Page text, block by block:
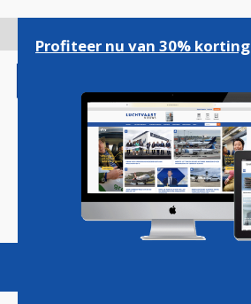
gaan
Magazine Podcasts
Profiteer nu van 30% korting